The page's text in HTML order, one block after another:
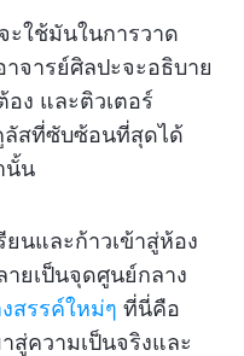
ะใช้มันในการวาด
จารย์ศิลปะจะอธิบาย
ง และติวเตอร์
สที่ซับซ้อนที่สุดได้
นั้น
ยนและก้าวเข้าสู่ห้อง
ยเป็นจุดศูนย์กลาง
สรรค์ใหม่ๆ ที่นี่คือ
สู่ความเป็นจริงและ